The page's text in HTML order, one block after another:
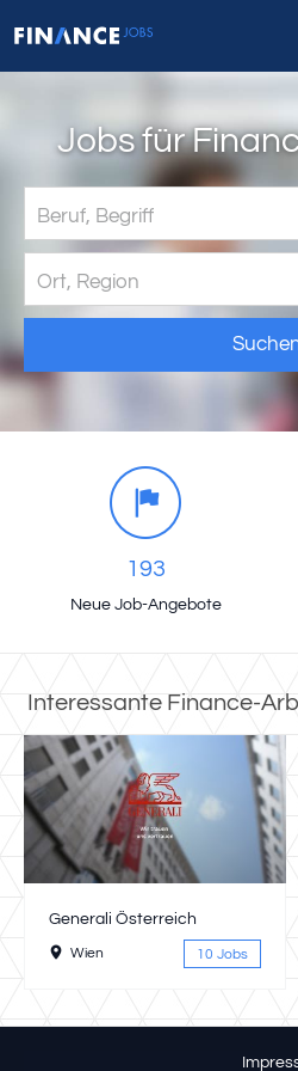
Jobs für
193
Neue Job-Angebote
Interessante Finance-
Generali Österreich
Wien 10 Jobs